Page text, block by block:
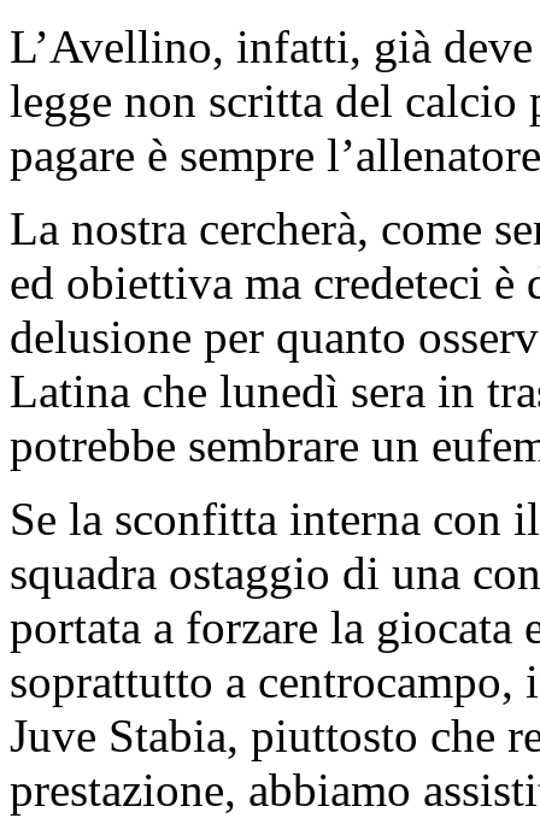
L’Avellino, infatti, già
legge non scritta del calcio
pagare è sempre
La nostra cercherà, come
ed obiettiva ma credeteci
delusione per quanto
Latina che lunedì sera in
potrebbe sembrare un
Se la sconfitta interna con
squadra ostaggio di una
portata a forzare la giocata
soprattutto a
Juve Stabia, piuttosto che
prestazione, abbiamo